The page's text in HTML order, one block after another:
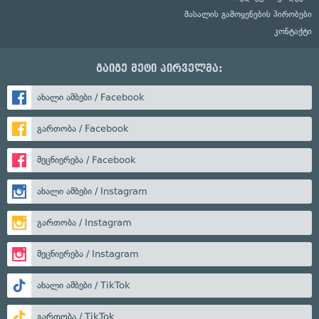
მასალის გამოყენების პირობები
კონტაქტი
გაიგე მეტი პირველმა:
ახალი ამბები / Facebook
გართობა / Facebook
მეცნიერება / Facebook
ახალი ამბები / Instagram
გართობა / Instagram
მეცნიერება / Instagram
ახალი ამბები / TikTok
გართობა / TikTok